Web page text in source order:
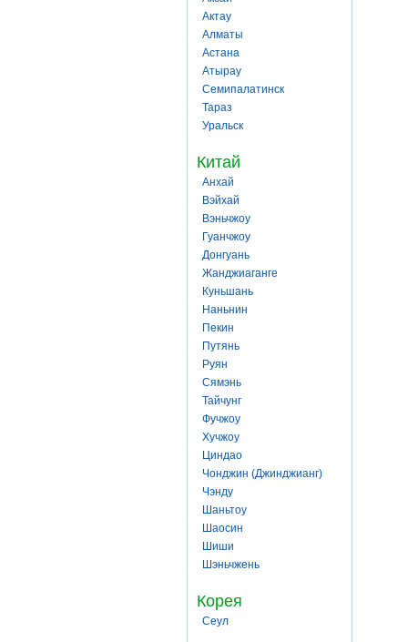
Актау
Алматы
Астана
Атырау
Семипалатинск
Тараз
Уральск
Китай
Анхай
Вэйхай
Вэньчжоу
Гуанчжоу
Донгуань
Жанджиаганге
Куньшань
Наньнин
Пекин
Путянь
Руян
Сямэнь
Тайчунг
Фучжоу
Хучжоу
Циндао
Чонджин (Джинджианг)
Чэнду
Шаньтоу
Шаосин
Шиши
Шэньчжень
Корея
Сеул